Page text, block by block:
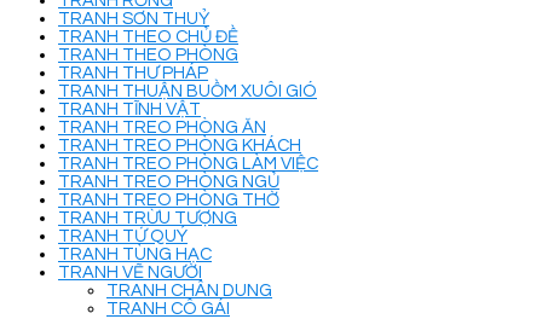
TRANH SƠN THUỶ
TRANH THEO CHỦ ĐỀ
TRANH THEO PHÒNG
TRANH THƯ PHÁP
TRANH THUẬN BUỒM XUÔI GIÓ
TRANH TĨNH VẬT
TRANH TREO PHÒNG ĂN
TRANH TREO PHÒNG KHÁCH
TRANH TREO PHÒNG LÀM VIỆC
TRANH TREO PHÒNG NGỦ
TRANH TREO PHÒNG THỜ
TRANH TRỪU TƯỢNG
TRANH TỨ QUÝ
TRANH TÙNG HẠC
TRANH VẼ NGƯỜI
TRANH CHÂN DUNG
TRANH CÔ GÁI